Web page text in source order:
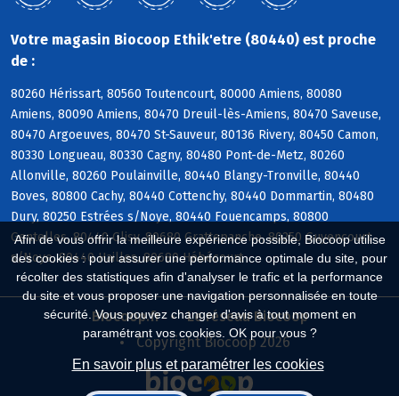
Afin de vous offrir la meilleure expérience possible, Biocoop utilise
des cookies : pour assurer une performance optimale du site, pour
récolter des statistiques afin d'analyser le trafic et la performance
du site et vous proposer une navigation personnalisée en toute
sécurité. Vous pouvez changer d'avis à tout moment en
paramétrant vos cookies. OK pour vous ?
En savoir plus et paramétrer les cookies
Votre magasin Biocoop Ethik'etre (80440) est proche
de :
80260 Hérissart, 80560 Toutencourt, 80000 Amiens, 80080
Amiens, 80090 Amiens, 80470 Dreuil-lès-Amiens, 80470 Saveuse,
80470 Argoeuves, 80470 St-Sauveur, 80136 Rivery, 80450 Camon,
80330 Longueau, 80330 Cagny, 80480 Pont-de-Metz, 80260
Allonville, 80260 Poulainville, 80440 Blangy-Tronville, 80440
Boves, 80800 Cachy, 80440 Cottenchy, 80440 Dommartin, 80480
Dury, 80250 Estrées s/Noye, 80440 Fouencamps, 80800
Gentelles, 80440 Glisy, 80680 Grattepanche, 80250 Guyencourt
s/Noye, 80440 Hailles, 80680 Hébécourt
Biocoop.fr
Le réseau Biocoop
Copyright Biocoop 2026